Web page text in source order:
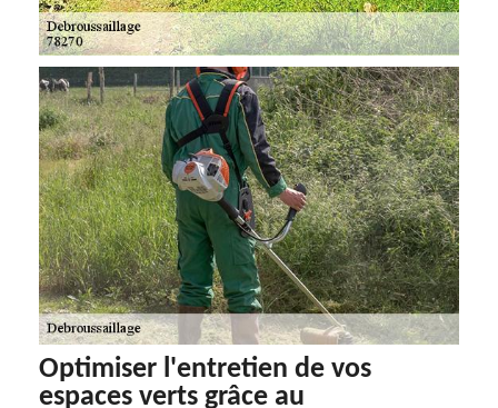
Optimiser l'entretien de vos
espaces verts grâce au